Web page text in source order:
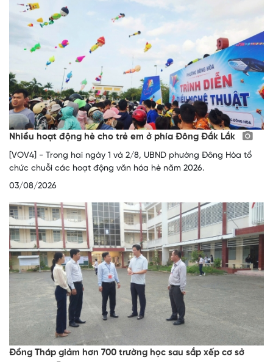
Nhiều hoạt động hè cho trẻ em ở phía Đông Đắk Lắk
[VOV4] - Trong hai ngày 1 và 2/8, UBND phường Đông Hòa tổ
chức chuỗi các hoạt động văn hóa hè năm 2026.
03/08/2026
Đồng Tháp giảm hơn 700 trường học sau sắp xếp cơ sở